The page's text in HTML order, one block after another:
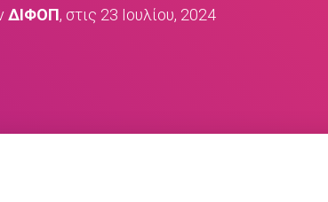
ΔΙΦΟΠ, στις 23 Ιουλίου, 2024